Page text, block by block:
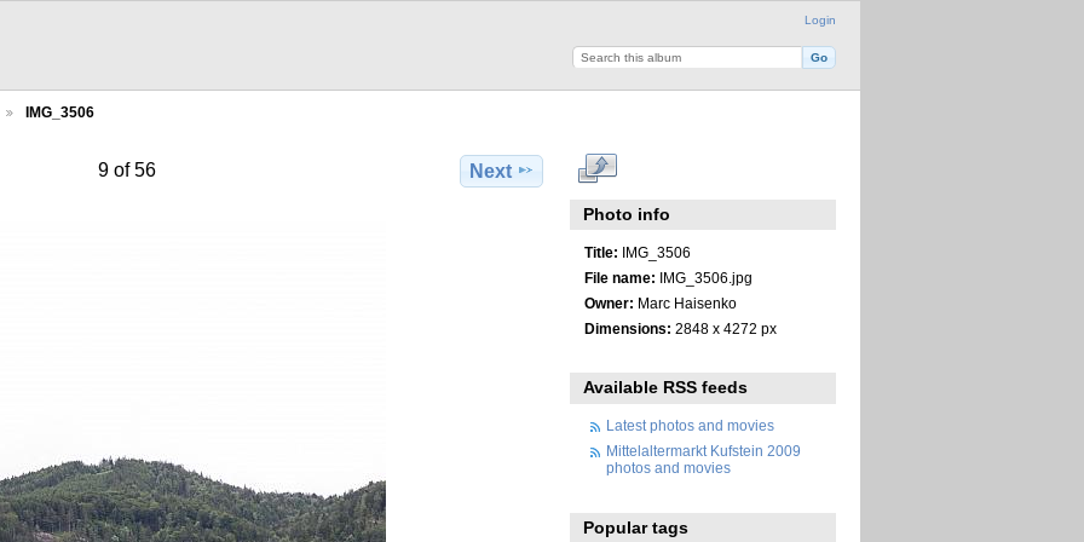
Login
IMG_3506
9 of 56 Next
Photo info
Title: IMG_3506
File name: IMG_3506.jpg
Owner: Marc Haisenko
Dimensions: 2848 x 4272 px
Available RSS feeds
Latest photos and movies
Mittelaltermarkt Kufstein 2009
photos and movies
Popular tags